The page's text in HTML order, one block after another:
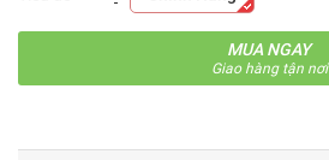
MUA NGAY
Giao hàng tận nơi